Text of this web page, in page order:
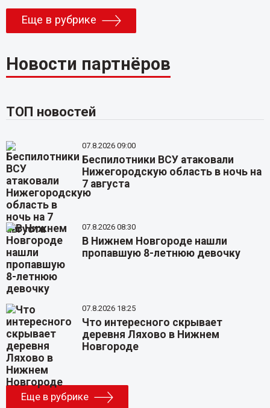
Еще в рубрике
Новости партнёров
ТОП новостей
07.8.2026 09:00
Беспилотники ВСУ атаковали
Нижегородскую область в ночь на
7 августа
07.8.2026 08:30
В Нижнем Новгороде нашли
пропавшую 8-летнюю девочку
07.8.2026 18:25
Что интересного скрывает
деревня Ляхово в Нижнем
Новгороде
Еще в рубрике